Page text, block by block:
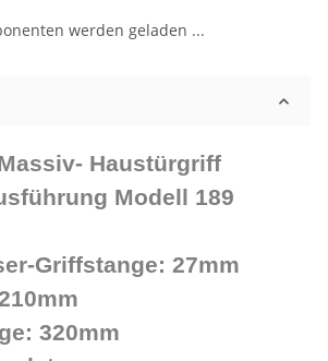
werden geladen ...
Haustürgriff
Modell 189
Griffstange: 27mm
320mm